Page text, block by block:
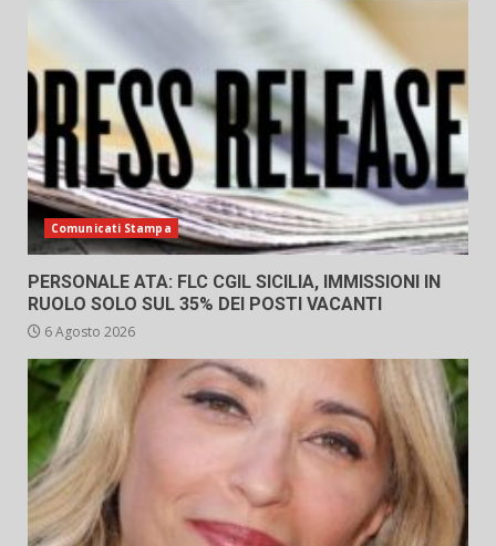
Comunicati Stampa
PERSONALE ATA: FLC CGIL SICILIA, IMMISSIONI IN
RUOLO SOLO SUL 35% DEI POSTI VACANTI
6 Agosto 2026